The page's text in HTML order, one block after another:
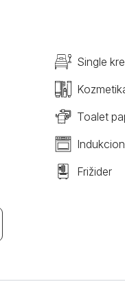
Single
Toalet
Frižider